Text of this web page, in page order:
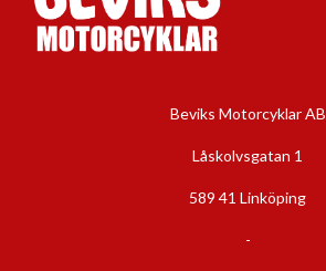
Beviks Motorcyklar AB
Låskolvsgatan 1
589 41 Linköping
-